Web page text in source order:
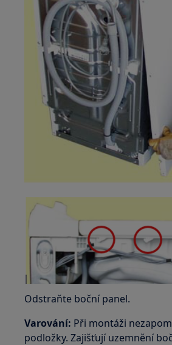
Odstraňte boční panel.
Varování: Při montáži
podložky. Zajišťují uzemnění